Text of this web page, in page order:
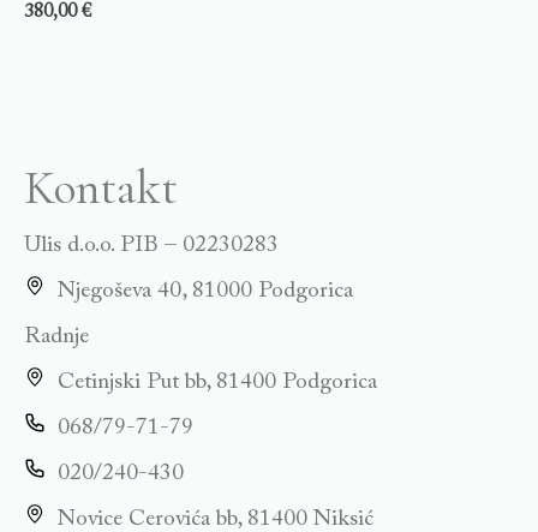
380,00€
Kontakt
Ulis d.o.o. PIB – 02230283
Njegoševa 40, 81000 Podgorica
Radnje
Cetinjski Put bb, 81400 Podgorica
068/79-71-79
020/240-430
Novice Cerovića bb, 81400 Niksić